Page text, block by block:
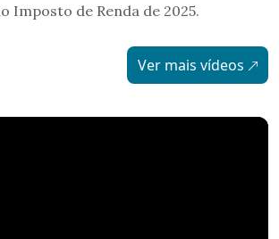
Imposto de Renda de 2025.
Ver mais vídeos